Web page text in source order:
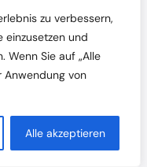
zu verbessern,
einzusetzen und
Wenn Sie auf „Alle
Anwendung von
Alle akzeptieren